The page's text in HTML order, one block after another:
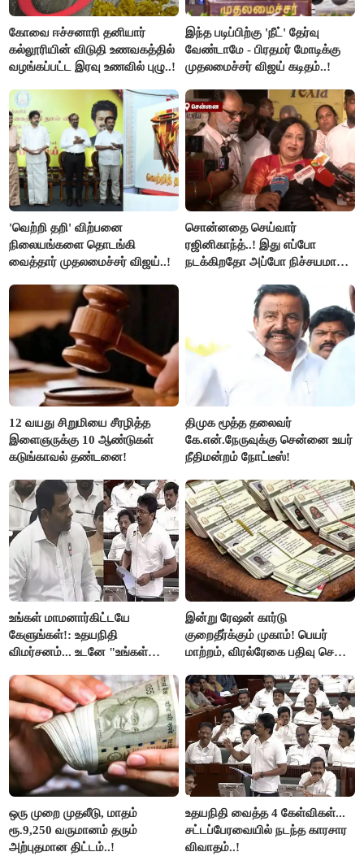
கோவை ஈச்சனாரி தனியார்
கல்லூரியின் விடுதி உணவகத்தில்
வழங்கப்பட்ட இரவு உணவில் புழு..!
இந்த படிப்பிற்கு 'நீட்' தேர்வு
வேண்டாமே - பிரதமர் மோடிக்கு
முதலமைச்சர் விஜய் கடிதம்..!
'வெற்றி தறி' விற்பனை
நிலையங்களை தொடங்கி
வைத்தார் முதலமைச்சர் விஜய்..!
சொன்னதை செய்வார்
ரஜினிகாந்த்..! இது எப்போ
நடக்கிறதோ அப்போ நிச்சயமாக
ரஜினிகாந்த்..!
12 வயது சிறுமியை சீரழித்த
இளைஞருக்கு 10 ஆண்டுகள்
கடுங்காவல் தண்டனை!
திமுக மூத்த தலைவர்
கே.என்.நேருவுக்கு சென்னை உயர்
நீதிமன்றம் நோட்டீஸ்!
உங்கள் மாமனார்கிட்டயே
கேளுங்கள்!: உதயநிதி
விமர்சனம்... உடனே "உங்கள்
ஆதவ் அர்ஜுனா பதிலடி!
இன்று ரேஷன் கார்டு
குறைதீர்க்கும் முகாம்! பெயர்
மாற்றம், விரல்ரேகை பதிவு செய்ய
ஒரு முறை முதலீடு, மாதம்
ரூ.9,250 வருமானம் தரும்
அற்புதமான திட்டம்..!
உதயநிதி வைத்த 4 கேள்விகள்...
சட்டப்பேரவையில் நடந்த காரசார
விவாதம்..!